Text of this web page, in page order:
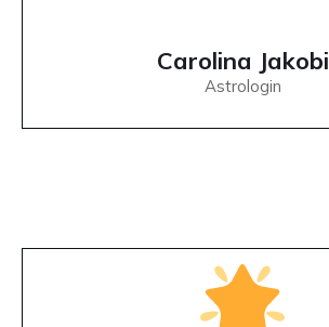
Carolina Jakobi
Astrologin